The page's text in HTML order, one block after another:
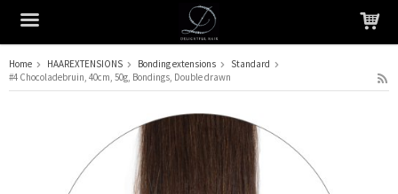
Het product is in je winkelmandje geplaatst
Home HAAREXTENSIONS Bonding extensions
Standard
#4 Chocoladebruin, 40cm, 50g, Bondings, Double drawn